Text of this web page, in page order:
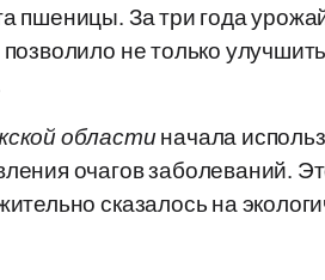
пшеницы. За три года
не только
областиначала
очагов заболеваний.
сказалось на